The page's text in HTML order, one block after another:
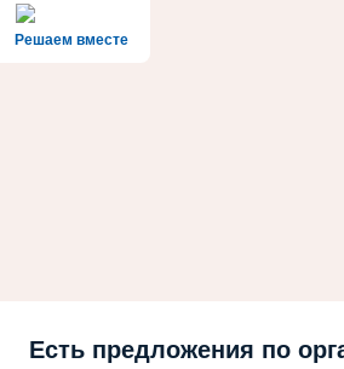
Решаем вместе
Есть предложения по